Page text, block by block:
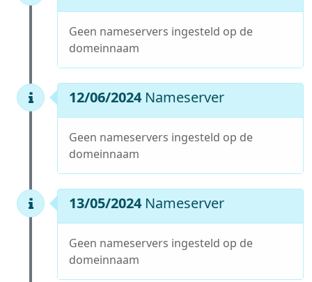
Geen nameservers ingesteld op de
domeinnaam
12/06/2024 Nameserver
Geen nameservers ingesteld op de
domeinnaam
13/05/2024 Nameserver
Geen nameservers ingesteld op de
domeinnaam